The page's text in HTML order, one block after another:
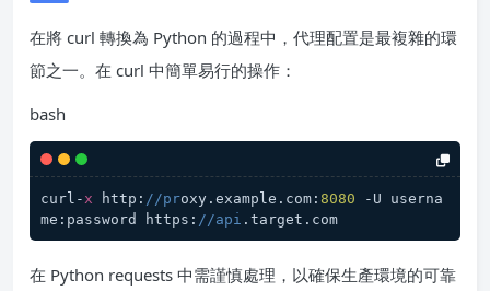
在將 curl 轉換為 Python 的過程中，代理配置是最複雜的環
節之一。在 curl 中簡單易行的操作：
bash
curl-x http: //proxy.example.com: 8080 -U userna
me:password https: //api .target.com
在 Python requests 中需謹慎處理，以確保生產環境的可靠